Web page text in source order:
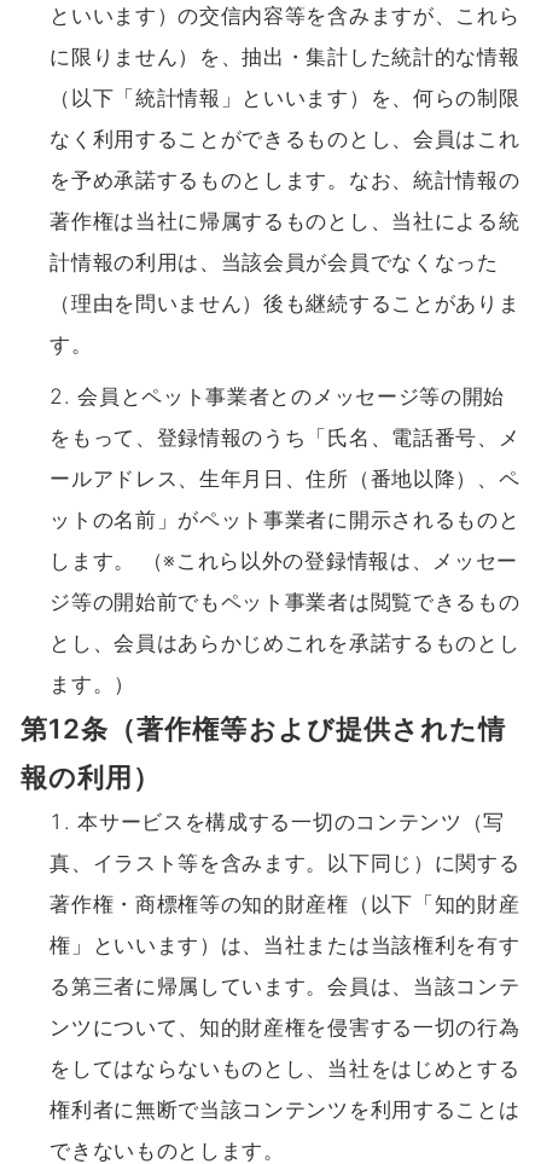
といいます）の交信内容等を含みますが、これら
に限りません）を、抽出・集計した統計的な情報
（以下「統計情報」といいます）を、何らの制限
なく利用することができるものとし、会員はこれ
を予め承諾するものとします。なお、統計情報の
著作権は当社に帰属するものとし、当社による統
計情報の利用は、当該会員が会員でなくなった
（理由を問いません）後も継続することがありま
す。
会員とペット事業者とのメッセージ等の開始
をもって、登録情報のうち「氏名、電話番号、メ
ールアドレス、生年月日、住所（番地以降）、ペ
ットの名前」がペット事業者に開示されるものと
します。 （※これら以外の登録情報は、メッセー
ジ等の開始前でもペット事業者は閲覧できるもの
とし、会員はあらかじめこれを承諾するものとし
ます。）
第12条（著作権等および提供された情
報の利用）
本サービスを構成する一切のコンテンツ（写
真、イラスト等を含みます。以下同じ）に関する
著作権・商標権等の知的財産権（以下「知的財産
権」といいます）は、当社または当該権利を有す
る第三者に帰属しています。会員は、当該コンテ
ンツについて、知的財産権を侵害する一切の行為
をしてはならないものとし、当社をはじめとする
権利者に無断で当該コンテンツを利用することは
できないものとします。